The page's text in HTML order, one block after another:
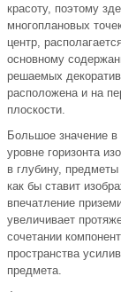
красоту, поэтому
многоплановых
центр,
основному
решаемых
расположена и на
плоскости.
Большое значение в
уровне горизонта
в глубину,
как бы ставит
впечатление
увеличивает
сочетании
пространства
предмета.